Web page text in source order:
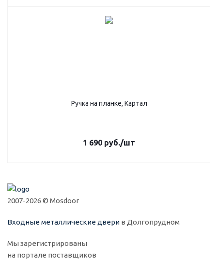
Ручка на планке, Картал
1 690 руб./шт
2007-2026 © Mosdoor
Входные металлические двери в Долгопрудном
Мы зарегистрированы
на портале поставщиков